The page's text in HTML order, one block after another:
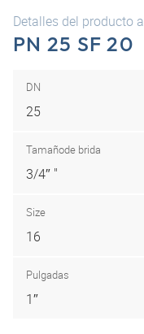
Detalles del producto a
PN 25 SF 20
DN
25
Tamañode brida
3/4″ "
Size
16
Pulgadas
1″